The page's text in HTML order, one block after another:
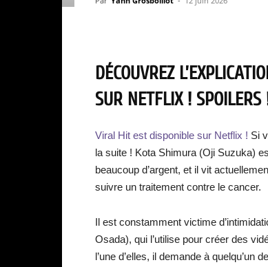
DÉCOUVREZ
SUR NETFLIX ! SPOILERS
Viral Hit est disponible sur Netflix ! Si
la suite ! Kota Shimura (Oji Suzuka)
beaucoup d’argent, et il vit
suivre un traitement contre le cancer.
Il est constamment victime
Osada), qui l’utilise pour créer des
l’une d’elles, il demande à